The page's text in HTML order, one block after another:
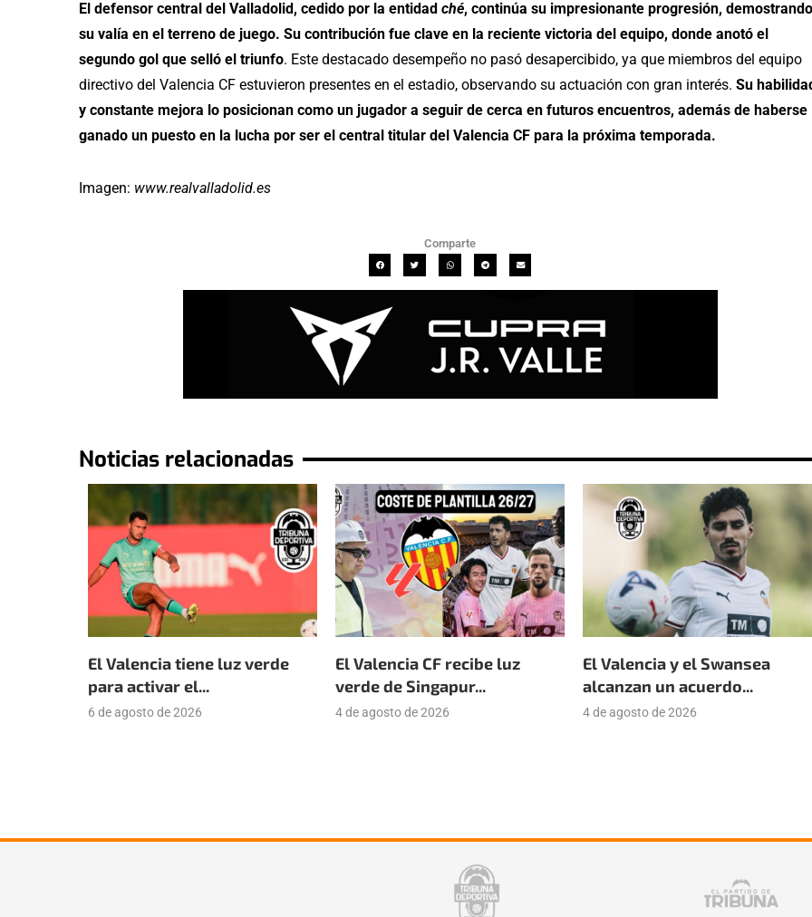
El defensor central del Valladolid, cedido por la entidad ché, continúa su impresionante progresión, demostrando
su valía en el terreno de juego. Su contribución fue clave en la reciente victoria del equipo, donde anotó el
segundo gol que selló el triunfo. Este destacado desempeño no pasó desapercibido, ya que miembros del equipo
directivo del Valencia CF estuvieron presentes en el estadio, observando su actuación con gran interés. Su
y constante mejora lo posicionan como un jugador a seguir de cerca en futuros encuentros, además de haberse
ganado un puesto en la lucha por ser el central titular del Valencia CF para la próxima temporada.
Imagen: www.realvalladolid.es
Comparte
Noticias relacionadas
El Valencia tiene luz verde
para activar el...
6 de agosto de 2026
El Valencia CF recibe luz
verde de Singapur...
4 de agosto de 2026
El Valencia y el Swansea
alcanzan un acuerdo...
4 de agosto de 2026